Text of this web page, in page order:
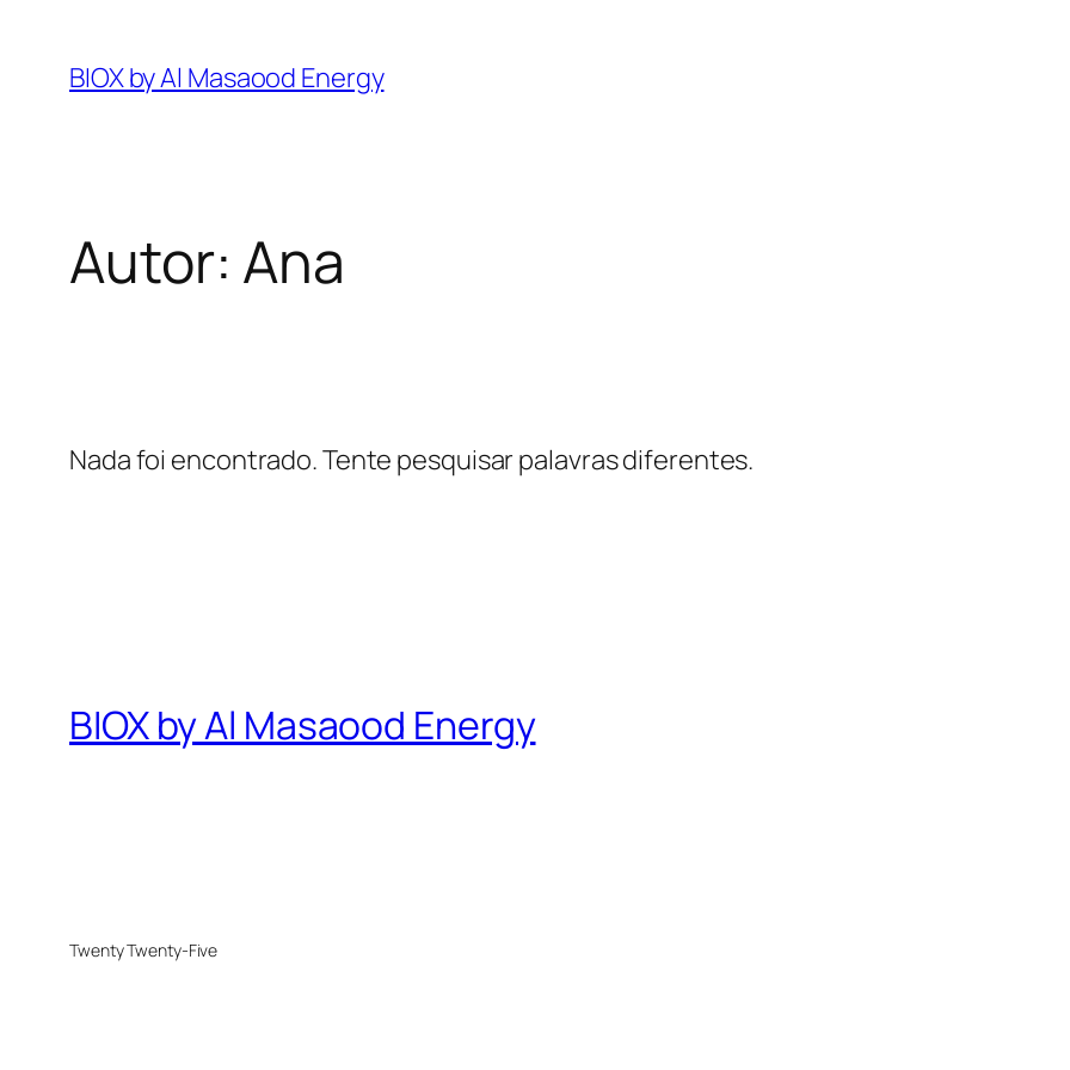
BIOX by Al Masaood Energy
Autor: Ana
Nada foi encontrado. Tente pesquisar palavras diferentes.
BIOX by Al Masaood Energy
Twenty Twenty-Five